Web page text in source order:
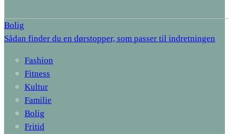
Bolig
Sådan finder du en dørstopper, som passer til indretningen
Fashion
Fitness
Kultur
Familie
Bolig
Fritid